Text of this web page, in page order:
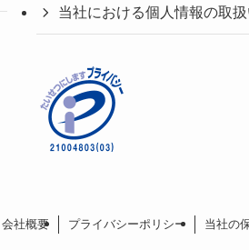
当社における個人情報の取
会社概要 プライバシーポリシー 当社の